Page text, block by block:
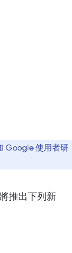
Google 使用者研
推出下列新